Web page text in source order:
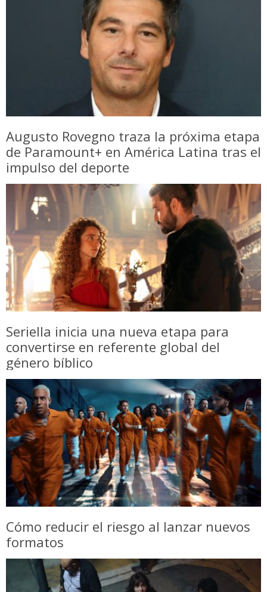
Augusto Rovegno traza la próxima etapa
de Paramount+ en América Latina tras el
impulso del deporte
Seriella inicia una nueva etapa para
convertirse en referente global del
género bíblico
Cómo reducir el riesgo al lanzar nuevos
formatos